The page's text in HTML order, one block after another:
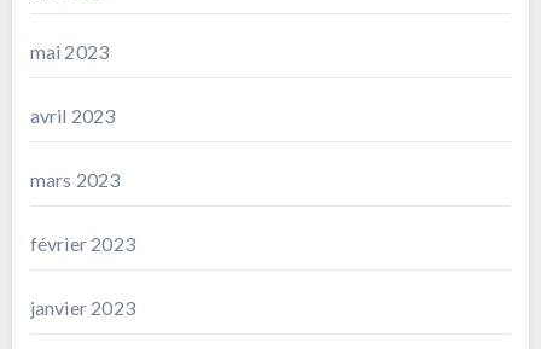
mai 2023
avril 2023
mars 2023
février 2023
janvier 2023